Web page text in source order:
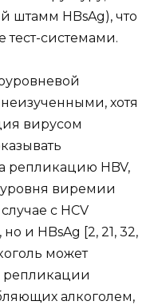
штамм HBsAg), что
тест-системами.
хотя
вирусом
репликацию HBV,
виремии
с HCV
и HBsAg [2, 21, 32,
может
репликации
алкоголем,